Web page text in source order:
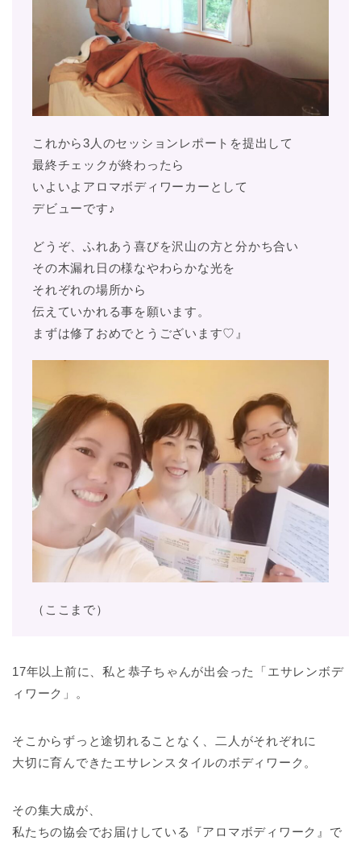
これから3人のセッションレポートを提出して
最終チェックが終わったら
いよいよアロマボディワーカーとして
デビューです♪
どうぞ、ふれあう喜びを沢山の方と分かち合い
その木漏れ日の様なやわらかな光を
それぞれの場所から
伝えていかれる事を願います。
まずは修了おめでとうございます♡』
（ここまで）
17年以上前に、私と恭子ちゃんが出会った「エサレンボデ
ィワーク」。
そこからずっと途切れることなく、二人がそれぞれに
大切に育んできたエサレンスタイルのボディワーク。
その集大成が、
私たちの協会でお届けしている『アロマボディワーク』で